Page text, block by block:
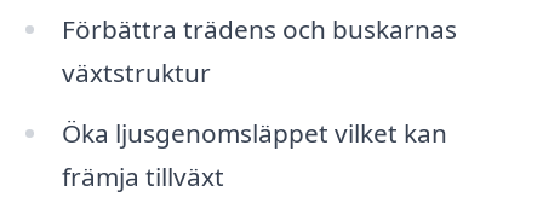
Förbättra trädens och buskarnas
växtstruktur
Öka ljusgenomsläppet vilket kan
främja tillväxt